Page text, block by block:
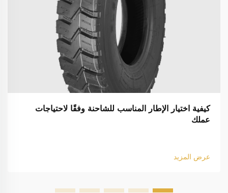
كيفية اختيار الإطار المناسب للشاحنة وفقًا لاحتياجات
عملك
عرض المزيد